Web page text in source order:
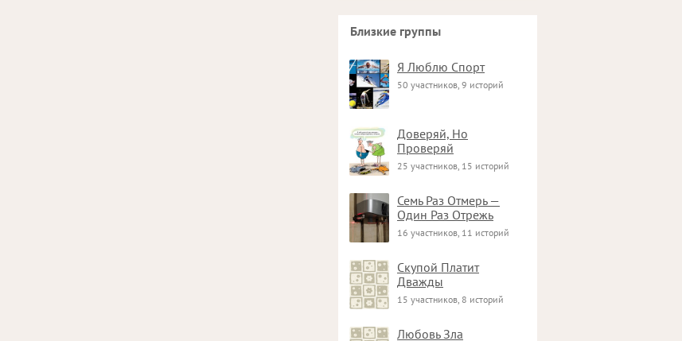
Близкие группы
Я Люблю Спорт
50 участников, 9 историй
Доверяй, Но
Проверяй
25 участников, 15 историй
Семь Раз Отмерь —
Один Раз Отрежь
16 участников, 11 историй
Скупой Платит
Дважды
15 участников, 8 историй
Любовь Зла